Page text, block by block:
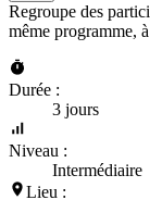
Regroupe des
même programme,
Durée :
3 jours
Niveau :
Intermédiaire
Lieu :